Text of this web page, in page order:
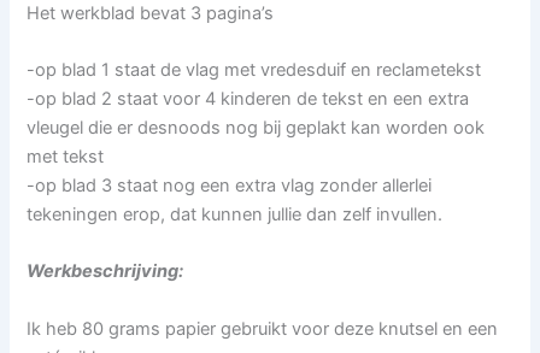
Het werkblad bevat 3 pagina’s
-op blad 1 staat de vlag met vredesduif en reclametekst
-op blad 2 staat voor 4 kinderen de tekst en een extra
vleugel die er desnoods nog bij geplakt kan worden ook
met tekst
-op blad 3 staat nog een extra vlag zonder allerlei
tekeningen erop, dat kunnen jullie dan zelf invullen.
Werkbeschrijving:
Ik heb 80 grams papier gebruikt voor deze knutsel en een